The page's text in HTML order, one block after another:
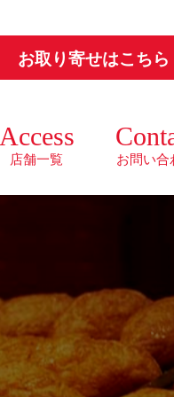
お取り寄せはこちら
Access
店舗一覧 お問い合